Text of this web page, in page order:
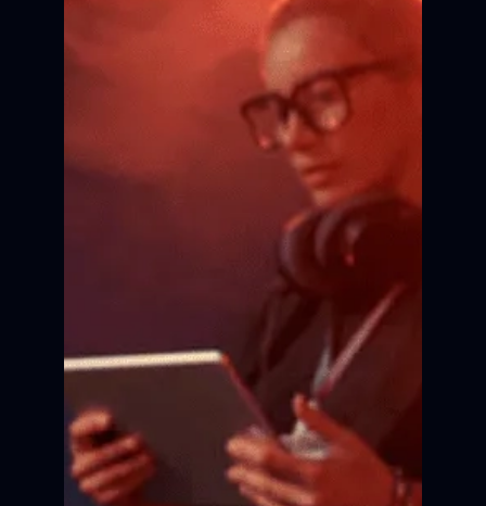
Курсы киношколы
Для детей и взрослых